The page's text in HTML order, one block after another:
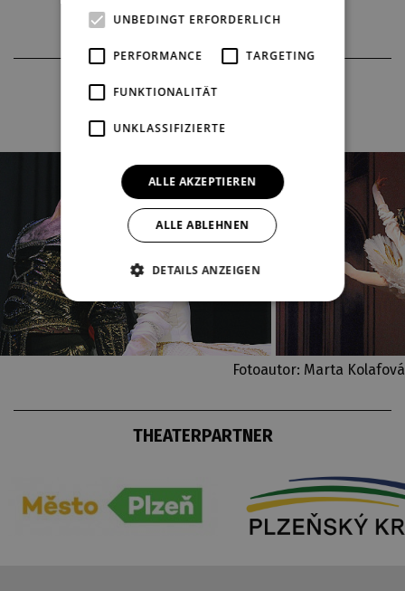
FOTOS AUS DER PRODUKTION
Fotoautor: Marta Kolafová
THEATERPARTNER
UNBEDINGT ERFORDERLICH
PERFORMANCE TARGETING
FUNKTIONALITÄT
UNKLASSIFIZIERTE
ALLE AKZEPTIEREN
ALLE ABLEHNEN
DETAILS ANZEIGEN